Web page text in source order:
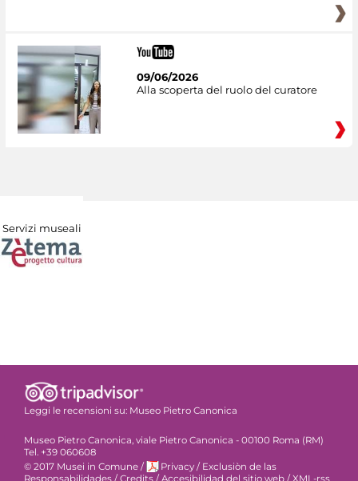
09/06/2026
Alla scoperta del ruolo del curatore
Servizi museali
Leggi le recensioni su: Museo Pietro Canonica
Museo Pietro Canonica, viale Pietro Canonica - 00100 Roma (RM)
Tel. +39 060608
© 2017 Musei in Comune / Privacy / Exclusiòn de las
Responsabilidades /Credits /Accesibilidad del sitio web /XML-rss